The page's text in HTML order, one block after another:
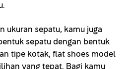
ukuran sepatu, kamu juga
sepatu dengan bentuk
tipe kotak, flat shoes model
yang tepat. Bagi kamu